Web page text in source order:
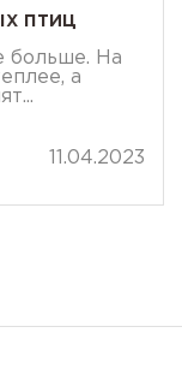
птиц
больше. На
а
11.04.2023